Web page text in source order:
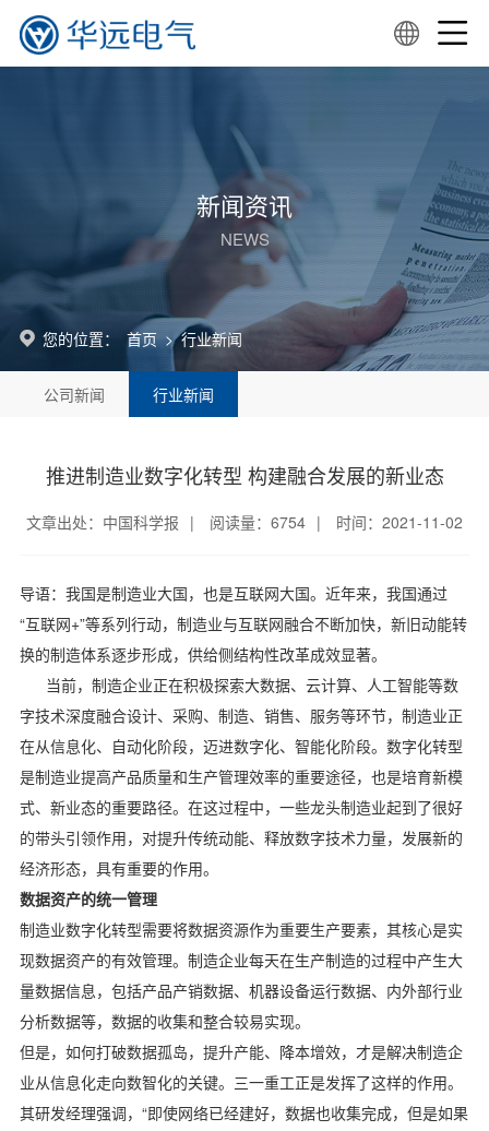
新闻资讯
NEWS
您的位置： 首页 > 行业新闻
公司新闻 行业新闻
推进制造业数字化转型 构建融合发展的新业态
文章出处：中国科学报 | 阅读量：6754 | 时间：2021-11-02
导语：我国是制造业大国，也是互联网大国。近年来，我国通过
“互联网+”等系列行动，制造业与互联网融合不断加快，新旧动能转
换的制造体系逐步形成，供给侧结构性改革成效显著。
当前，制造企业正在积极探索大数据、云计算、人工智能等数
字技术深度融合设计、采购、制造、销售、服务等环节，制造业正
在从信息化、自动化阶段，迈进数字化、智能化阶段。数字化转型
是制造业提高产品质量和生产管理效率的重要途径，也是培育新模
式、新业态的重要路径。在这过程中，一些龙头制造业起到了很好
的带头引领作用，对提升传统动能、释放数字技术力量，发展新的
经济形态，具有重要的作用。
数据资产的统一管理
制造业数字化转型需要将数据资源作为重要生产要素，其核心是实
现数据资产的有效管理。制造企业每天在生产制造的过程中产生大
量数据信息，包括产品产销数据、机器设备运行数据、内外部行业
分析数据等，数据的收集和整合较易实现。
但是，如何打破数据孤岛，提升产能、降本增效，才是解决制造企
业从信息化走向数智化的关键。三一重工正是发挥了这样的作用。
其研发经理强调，“即使网络已经建好，数据也收集完成，但是如果